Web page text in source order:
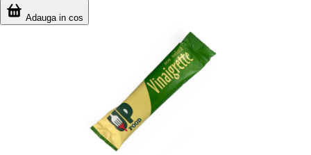
Adauga in cos